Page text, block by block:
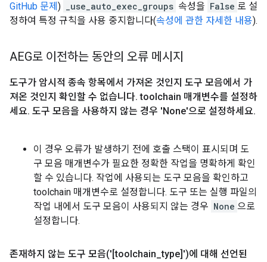
GitHub 문제 ) _use_auto_exec_groups 속성을 False 로 설
정하여 특정 규칙을 사용 중지합니다(속성에 관한 자세한 내용).
AEG로 이전하는 동안의 오류 메시지
도구가 암시적 종속 항목에서 가져온 것인지 도구 모음에서 가
져온 것인지 확인할 수 없습니다. toolchain 매개변수를 설정하
세요. 도구 모음을 사용하지 않는 경우 'None'으로 설정하세요.
이 경우 오류가 발생하기 전에 호출 스택이 표시되며 도
구 모음 매개변수가 필요한 정확한 작업을 명확하게 확인
할 수 있습니다. 작업에 사용되는 도구 모음을 확인하고
toolchain 매개변수로 설정합니다. 도구 또는 실행 파일의
작업 내에서 도구 모음이 사용되지 않는 경우 None 으로
설정합니다.
존재하지 않는 도구 모음('[toolchain _type]')에 대해 선언된